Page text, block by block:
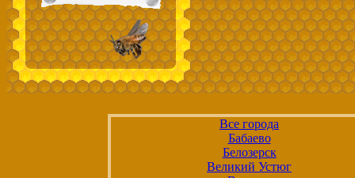
Все города
Бабаево
Белозерск
Великий Устюг